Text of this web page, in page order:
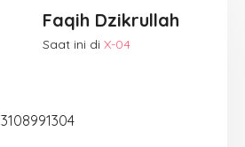
Faqih Dzikrullah
Saat ini di X-04
3108991304